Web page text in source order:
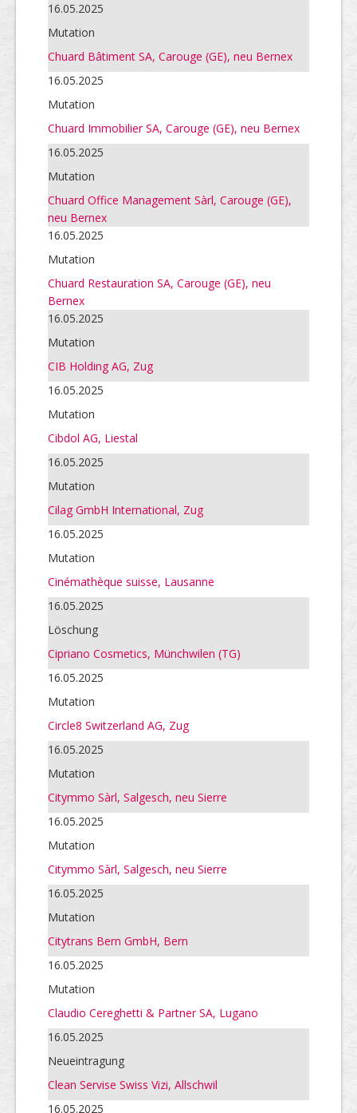
16.05.2025
Mutation
Chuard Bâtiment SA, Carouge (GE), neu Bernex
16.05.2025
Mutation
Chuard Immobilier SA, Carouge (GE), neu Bernex
16.05.2025
Mutation
Chuard Office Management Sàrl, Carouge (GE),
neu Bernex
16.05.2025
Mutation
Chuard Restauration SA, Carouge (GE), neu
Bernex
16.05.2025
Mutation
CIB Holding AG, Zug
16.05.2025
Mutation
Cibdol AG, Liestal
16.05.2025
Mutation
Cilag GmbH International, Zug
16.05.2025
Mutation
Cinémathèque suisse, Lausanne
16.05.2025
Löschung
Cipriano Cosmetics, Münchwilen (TG)
16.05.2025
Mutation
Circle8 Switzerland AG, Zug
16.05.2025
Mutation
Citymmo Sàrl, Salgesch, neu Sierre
16.05.2025
Mutation
Citymmo Sàrl, Salgesch, neu Sierre
16.05.2025
Mutation
Citytrans Bern GmbH, Bern
16.05.2025
Mutation
Claudio Cereghetti & Partner SA, Lugano
16.05.2025
Neueintragung
Clean Servise Swiss Vizi, Allschwil
16.05.2025